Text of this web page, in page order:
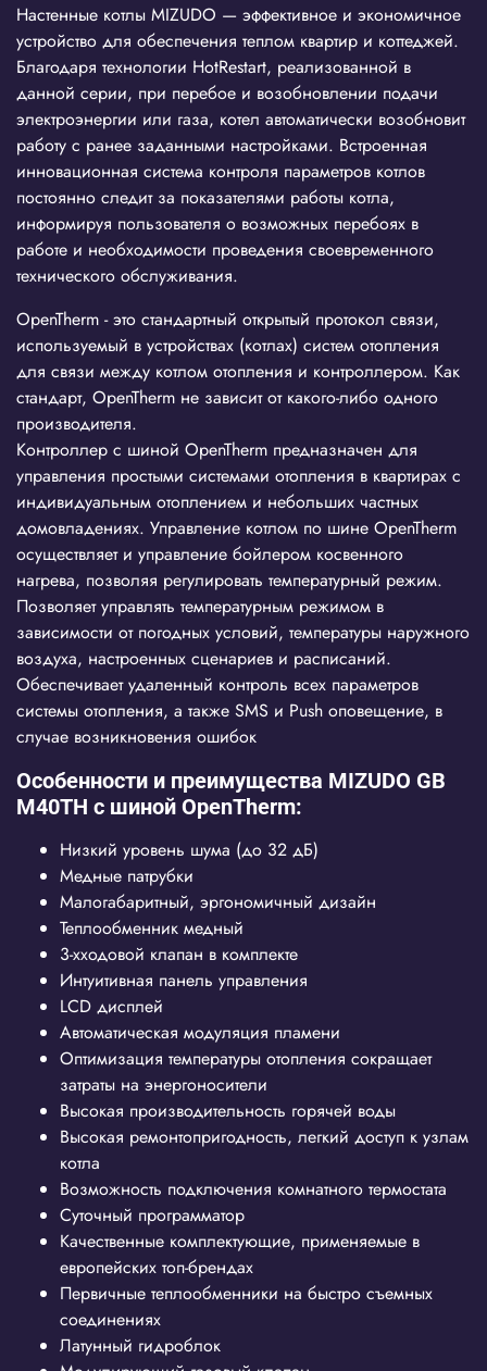
Настенные котлы MIZUDO — эффективное и экономичное
устройство для обеспечения теплом квартир и коттеджей.
Благодаря технологии HotRestart, реализованной в
данной серии, при перебое и возобновлении подачи
электроэнергии или газа, котел автоматически возобновит
работу с ранее заданными настройками. Встроенная
инновационная система контроля параметров котлов
постоянно следит за показателями работы котла,
информируя пользователя о возможных перебоях в
работе и необходимости проведения своевременного
технического обслуживания.
OpenTherm - это стандартный открытый протокол связи,
используемый в устройствах (котлах) систем отопления
для связи между котлом отопления и контроллером. Как
стандарт, OpenTherm не зависит от какого-либо одного
производителя.
Контроллер с шиной OpenTherm предназначен для
управления простыми системами отопления в квартирах с
индивидуальным отоплением и небольших частных
домовладениях. Управление котлом по шине OpenTherm
осуществляет и управление бойлером косвенного
нагрева, позволяя регулировать температурный режим.
Позволяет управлять температурным режимом в
зависимости от погодных условий, температуры наружного
воздуха, настроенных сценариев и расписаний.
Обеспечивает удаленный контроль всех параметров
системы отопления, а также SMS и Push оповещение, в
случае возникновения ошибок
Особенности и преимущества MIZUDO GB
M40ТH c шиной OpenTherm:
Низкий уровень шума (до 32 дБ)
Медные патрубки
Малогабаритный, эргономичный дизайн
Теплообменник медный
3-хходовой клапан в комплекте
Интуитивная панель управления
LCD дисплей
Автоматическая модуляция пламени
Оптимизация температуры отопления сокращает
затраты на энергоносители
Высокая производительность горячей воды
Высокая ремонтопригодность, легкий доступ к узлам
котла
Возможность подключения комнатного термостата
Суточный программатор
Качественные комплектующие, применяемые в
европейских топ-брендах
Первичные теплообменники на быстро съемных
соединениях
Латунный гидроблок